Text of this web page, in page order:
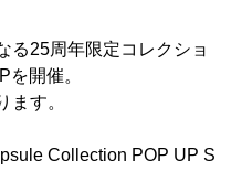
る25周年限定コレクショ
開催。
ます。
Collection POP UP S